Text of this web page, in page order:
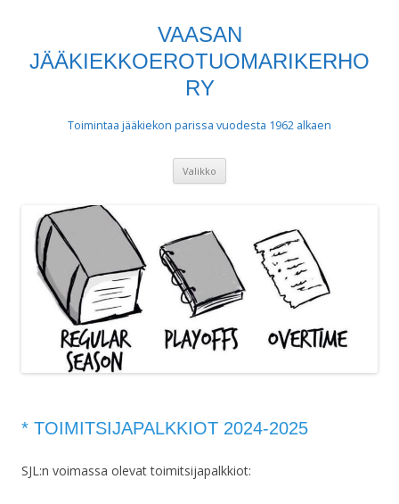
VAASAN
JÄÄKIEKKOEROTUOMARIKERHO
RY
Toimintaa jääkiekon parissa vuodesta 1962 alkaen
Valikko
* TOIMITSIJAPALKKIOT 2024-2025
SJL:n voimassa olevat toimitsijapalkkiot: